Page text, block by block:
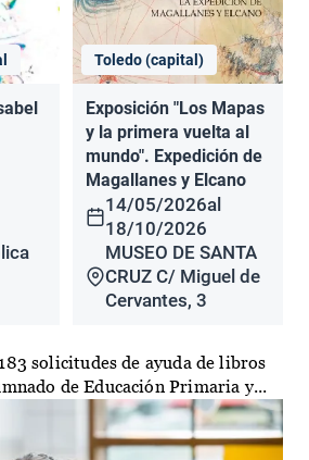
Toledo (capital)
Exposición "Los Mapas
y la primera vuelta al
mundo". Expedición de
Magallanes y Elcano
14/05/2026al
18/10/2026
MUSEO DE SANTA
CRUZ C/ Miguel de
Cervantes, 3
solicitudes de ayuda de libros
de Educación Primaria y...